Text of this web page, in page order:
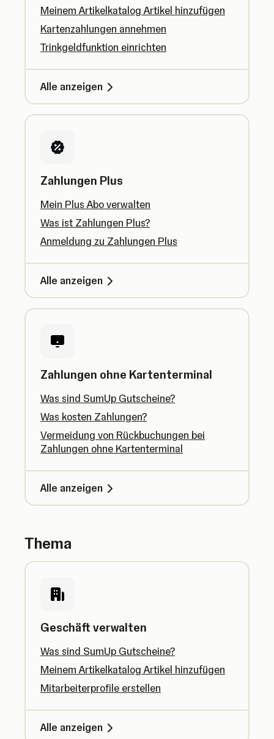
Meinem Artikelkatalog Artikel hinzufügen
Kartenzahlungen annehmen
Trinkgeldfunktion einrichten
Alle anzeigen
Zahlungen Plus
Mein Plus Abo verwalten
Was ist Zahlungen Plus?
Anmeldung zu Zahlungen Plus
Alle anzeigen
Zahlungen ohne Kartenterminal
Was sind SumUp Gutscheine?
Was kosten Zahlungen?
Vermeidung von Rückbuchungen bei
Zahlungen ohne Kartenterminal
Alle anzeigen
Thema
Geschäft verwalten
Was sind SumUp Gutscheine?
Meinem Artikelkatalog Artikel hinzufügen
Mitarbeiterprofile erstellen
Alle anzeigen